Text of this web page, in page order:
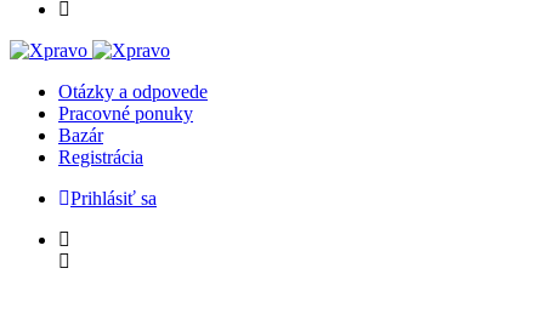
Otázky a odpovede
Pracovné ponuky
Bazár
Registrácia
Prihlásiť sa